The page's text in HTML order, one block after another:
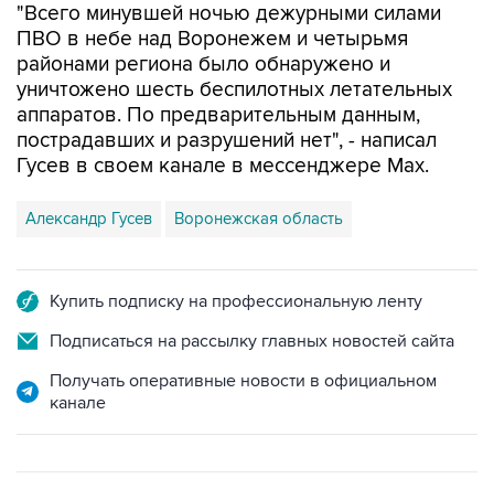
"Всего минувшей ночью дежурными силами
ПВО в небе над Воронежем и четырьмя
районами региона было обнаружено и
уничтожено шесть беспилотных летательных
аппаратов. По предварительным данным,
пострадавших и разрушений нет", - написал
Гусев в своем канале в мессенджере Max.
Александр Гусев Воронежская область
Купить подписку на профессиональную ленту
Подписаться на рассылку главных новостей сайта
Получать оперативные новости в официальном
канале